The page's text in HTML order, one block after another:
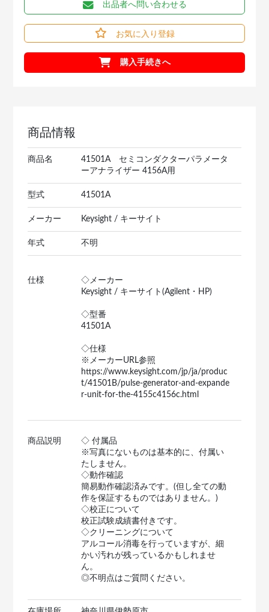
出品者へ問い合わせる
お気に入り登録
購入手続きへ
商品情報
商品名
41501A セミコンダクターパラメータ
ーアナライザー 4156A用
型式 41501A
メーカー Keysight / キーサイト
年式 不明
仕様
◇メーカー
Keysight / キーサイト(Agilent・HP)
◇型番
41501A
◇仕様
※メーカーURL参照
https://www.keysight.com/jp/ja/produc
t/41501B/pulse-generator-and-expande
r-unit-for-the-4155c4156c.html
商品説明
◇ 付属品
※写真にないものは基本的に、付属い
たしません。
◇動作確認
簡易動作確認済みです。(但し全ての動
作を保証するものではありません。)
◇校正について
校正試験成績書付きです。
◇クリーニングについて
アルコール消毒を行っていますが、細
かい汚れが残っているかもしれませ
ん。
◎不明点はご質問ください。